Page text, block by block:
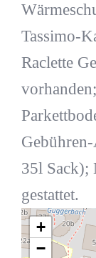
Tassimo-
Raclette
35l Sack);
gestattet.
+
−